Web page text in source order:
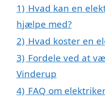
1) Hvad kan en
hjælpe med?
2) Hvad koster en
3) Fordele ved at
Vinderup
4) FAQ om